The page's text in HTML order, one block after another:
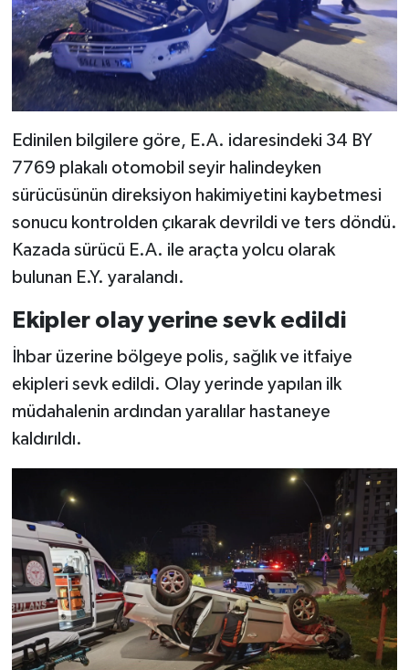
Edinilen bilgilere göre, E.A. idaresindeki 34 BY
7769 plakalı otomobil seyir halindeyken
sürücüsünün direksiyon hakimiyetini kaybetmesi
sonucu kontrolden çıkarak devrildi ve ters döndü.
Kazada sürücü E.A. ile araçta yolcu olarak
bulunan E.Y. yaralandı.
Ekipler olay yerine sevk edildi
İhbar üzerine bölgeye polis, sağlık ve itfaiye
ekipleri sevk edildi. Olay yerinde yapılan ilk
müdahalenin ardından yaralılar hastaneye
kaldırıldı.